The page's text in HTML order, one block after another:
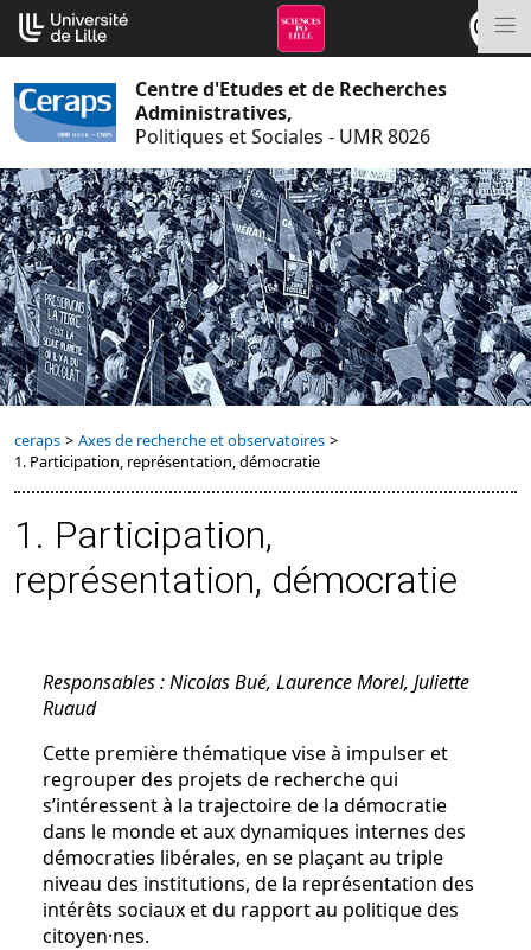
Aller
au
contenu
Centre d'Etudes et de Recherches
Administratives,
Politiques et Sociales - UMR 8026
ceraps > Axes de recherche et observatoires >
1. Participation, représentation, démocratie
1. Participation,
représentation, démocratie
Responsables : Nicolas Bué, Laurence Morel, Juliette
Ruaud
Cette première thématique vise à impulser et
regrouper des projets de recherche qui
s’intéressent à la trajectoire de la démocratie
dans le monde et aux dynamiques internes des
démocraties libérales, en se plaçant au triple
niveau des institutions, de la représentation des
intérêts sociaux et du rapport au politique des
citoyen·nes.
Cookies management panel